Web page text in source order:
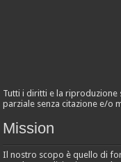
Tutti i diritti e la riproduzione
parziale senza citazione e/o
Mission
Il nostro scopo è quello di